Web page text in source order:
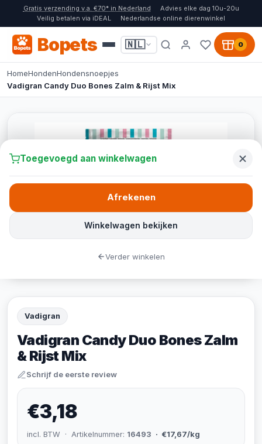
Gratis verzending v.a. €70* in Nederland
Advies elke dag 10u-20u
Veilig betalen via iDEAL
Nederlandse online dierenwinkel
Bopets 🇳🇱 0
HomeHondenHondensnoepjes
Vadigran Candy Duo Bones Zalm & Rijst Mix
Vadigran
Vadigran Candy Duo Bones Zalm
& Rijst Mix
Schrijf de eerste review
€3,18
incl. BTW · Artikelnummer: 16493 · €17,67/kg
Toegevoegd aan winkelwagen
Winkelwagen bekijken
Afrekenen
Verder winkelen